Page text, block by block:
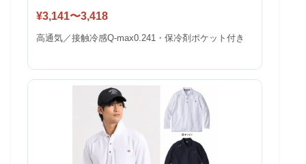
¥3,141〜3,418
高通気／接触冷感Q-max0.241・保冷剤ポケット付き